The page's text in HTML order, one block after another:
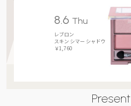
8.6 Thu
レブロン
スキン シマー シャドウ
￥1,760
Present